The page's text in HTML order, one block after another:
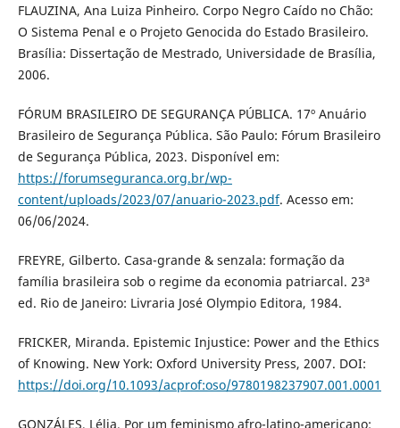
FLAUZINA, Ana Luiza Pinheiro. Corpo Negro Caído no Chão:
O Sistema Penal e o Projeto Genocida do Estado Brasileiro.
Brasília: Dissertação de Mestrado, Universidade de Brasília,
2006.
FÓRUM BRASILEIRO DE SEGURANÇA PÚBLICA. 17º Anuário
Brasileiro de Segurança Pública. São Paulo: Fórum Brasileiro
de Segurança Pública, 2023. Disponível em:
https://forumseguranca.org.br/wp-
content/uploads/2023/07/anuario-2023.pdf. Acesso em:
06/06/2024.
FREYRE, Gilberto. Casa-grande & senzala: formação da
família brasileira sob o regime da economia patriarcal. 23ª
ed. Rio de Janeiro: Livraria José Olympio Editora, 1984.
FRICKER, Miranda. Epistemic Injustice: Power and the Ethics
of Knowing. New York: Oxford University Press, 2007. DOI:
https://doi.org/10.1093/acprof:oso/9780198237907.001.0001
GONZÁLES, Lélia. Por um feminismo afro-latino-americano: